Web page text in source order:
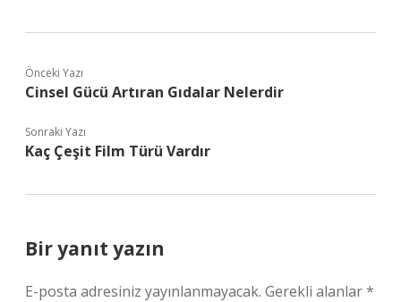
Önceki Yazı
Cinsel Gücü Artıran Gıdalar Nelerdir
Sonraki Yazı
Kaç Çeşit Film Türü Vardır
Bir yanıt yazın
E-posta adresiniz yayınlanmayacak. Gerekli alanlar*